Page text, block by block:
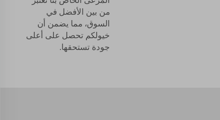
من بين الأفضل في
السوق، مما يضمن أن
خيولكم تحصل على أعلى
جودة تستحقها.